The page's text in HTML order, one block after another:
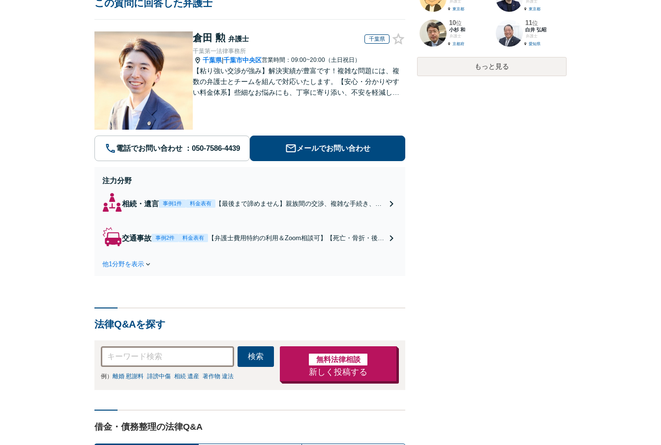
この質問に回答した弁護士
倉田 勲 弁護士 千葉県
千葉第一法律事務所
千葉県|千葉市中央区営業時間：09:00~20:00（土日祝日）
【粘り強い交渉が強み】解決実績が豊富です！複雑な問題には、複
数の弁護士とチームを組んで対応いたします。【安心・分かりやす
い料金体系】些細なお悩みにも、丁寧に寄り添い、不安を軽減しま
電話でお問い合わせ メールでお問い合わせ
注力分野
相続・遺言 事例1件 料金表有
【最後まで諦めません】親族間の交渉、複雑な手続き、全
能。【JR千葉駅近く】駐車場あり
交通事故 事例2件 料金表有
【弁護士費用特約の利用＆Zoom相談可】【死亡・骨折・後遺
他1分野を表示
法律Q&Aを探す
検索
例） 離婚 慰謝料 誹謗中傷 相続 遺産 著作物 違法
無料法律相談
新しく投稿する
借金・債務整理の法律Q&A
弁護士
東京都
弁護士
東京都
10位
小杉 和
弁護士
京都府
11位
白井 弘昭
弁護士
愛知県
もっと見る